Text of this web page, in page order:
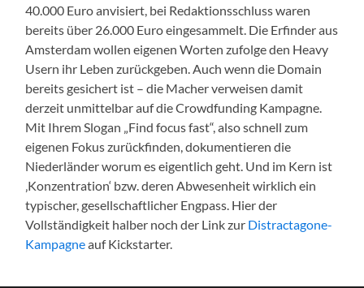
40.000 Euro anvisiert, bei Redaktionsschluss waren
bereits über 26.000 Euro eingesammelt. Die Erfinder aus
Amsterdam wollen eigenen Worten zufolge den Heavy
Usern ihr Leben zurückgeben. Auch wenn die Domain
bereits gesichert ist – die Macher verweisen damit
derzeit unmittelbar auf die Crowdfunding Kampagne.
Mit Ihrem Slogan „Find focus fast“, also schnell zum
eigenen Fokus zurückfinden, dokumentieren die
Niederländer worum es eigentlich geht. Und im Kern ist
‚Konzentration‘ bzw. deren Abwesenheit wirklich ein
typischer, gesellschaftlicher Engpass. Hier der
Vollständigkeit halber noch der Link zur Distractagone-
Kampagneauf Kickstarter.